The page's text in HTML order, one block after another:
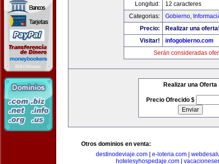
Longitud:
12 caracteres
Categorias:
Gobierno,
Precio:
Realizar una
Visitar!
infogobierno.com
Serán consideradas
Realizar una Oferta
Precio Ofrecido $
Otros dominios en venta:
destinodeviaje.com
e-loteria.com
hotelesyhospedaje.com